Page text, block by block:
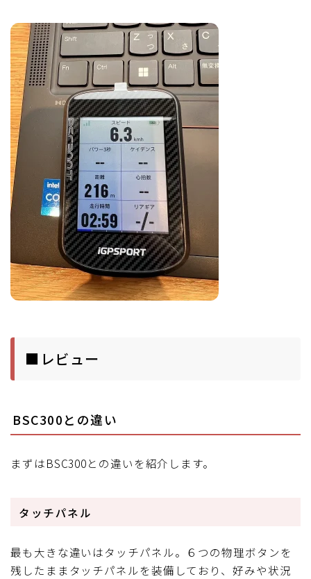
■レビュー
BSC300との違い
まずはBSC300との違いを紹介します。
タッチパネル
最も大きな違いはタッチパネル。６つの物理ボタンを
残したままタッチパネルを装備しており、好みや状況